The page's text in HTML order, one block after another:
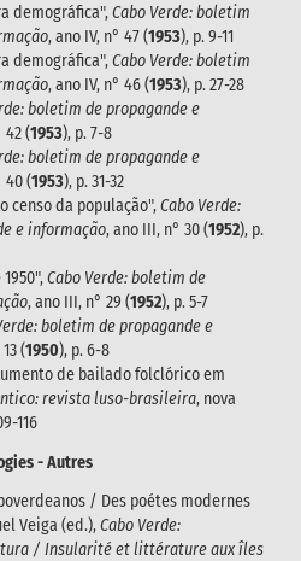
demográfica",Cabo Verde: boletim
, ano IV, n° 47 (1953), p. 9-11
demográfica",Cabo Verde: boletim
, ano IV, n° 46 (1953), p. 27-28
boletim de propagande e
42 (1953), p. 7-8
boletim de propagande e
40 (1953), p. 31-32
censo da população",Cabo Verde:
e informação, ano III, n° 30 (1952), p.
Cabo Verde: boletim de
, ano III, n° 29 (1952), p. 5-7
boletim de propagande e
(1950), p. 6-8
de bailado folclórico em
revista luso-brasileira, nova
116
- Autres
/ Des poétes modernes
Veiga (ed.),Cabo Verde:
/ Insularité et littérature aux îles